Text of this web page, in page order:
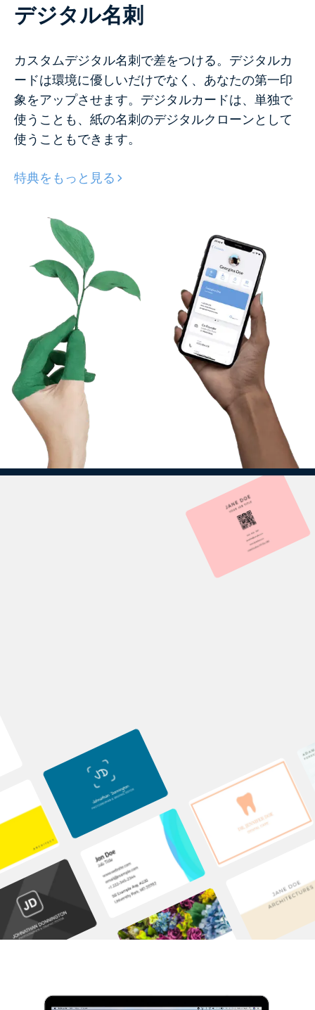
デジタル名刺
カスタムデジタル名刺で差をつける。デジタルカ
ードは環境に優しいだけでなく、あなたの第一印
象をアップさせます。デジタルカードは、単独で
使うことも、紙の名刺のデジタルクローンとして
使うこともできます。
特典をもっと見る